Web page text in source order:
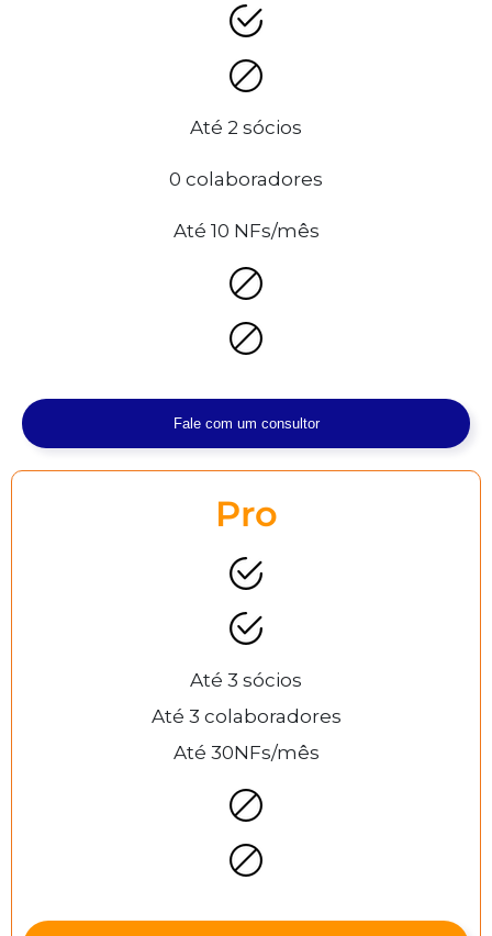
Até 2 sócios
0 colaboradores
Até 10 NFs/mês
Fale com um consultor
Pro
Até 3 sócios
Até 3 colaboradores
Até 30NFs/mês